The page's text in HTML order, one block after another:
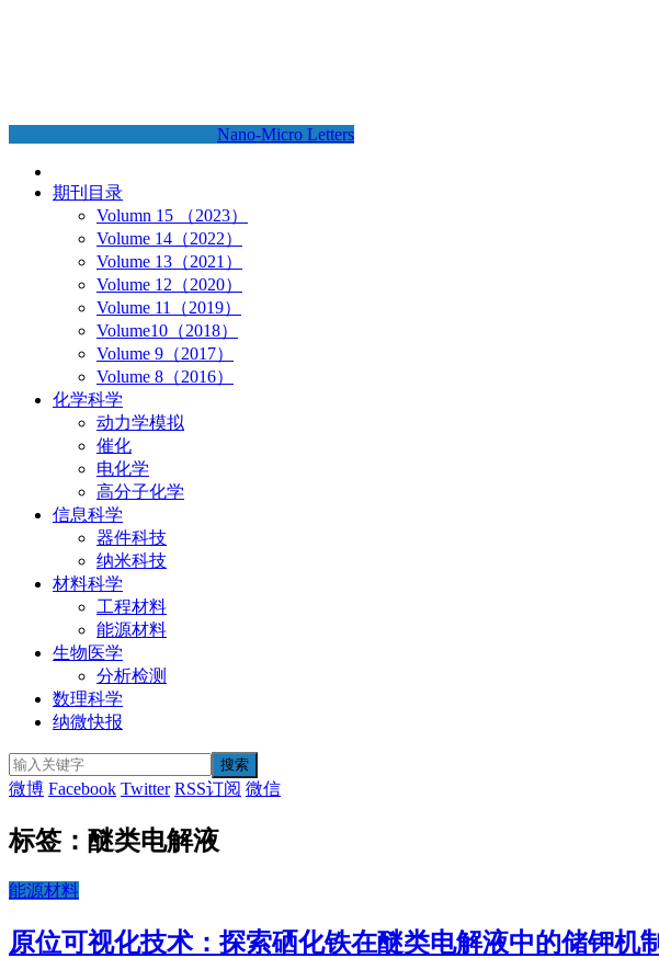
Nano-Micro Letters
期刊目录
Volumn 15 （2023）
Volume 14（2022）
Volume 13（2021）
Volume 12（2020）
Volume 11（2019）
Volume10（2018）
Volume 9（2017）
Volume 8（2016）
化学科学
动力学模拟
催化
电化学
高分子化学
信息科学
器件科技
纳米科技
材料科学
工程材料
能源材料
生物医学
分析检测
数理科学
纳微快报
微博 Facebook Twitter RSS订阅 微信
标签：醚类电解液
能源材料
原位可视化技术：探索硒化铁在醚类电解液中的储钾机